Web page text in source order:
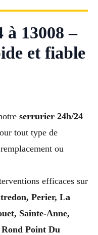
13008 –
et fiable
serrurier 24h/24
tout type de
ou
efficaces sur
Perier, La
Sainte-Anne,
Point Du